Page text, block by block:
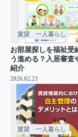
賃貸 一人暮らし
お部屋探しを福祉受
う進める？入居審査
紹介
2026.02.23
賃貸 一人暮らし